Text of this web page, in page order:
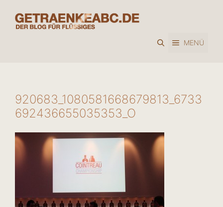
Inhalt
springen
MENÜ
920683_1080581668679813_6733
692436655035353_O